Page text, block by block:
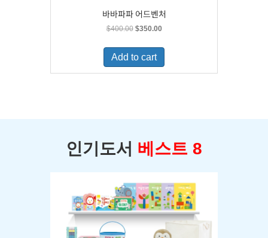
바바파파 어드벤처
$400.00 Original
was:
$400.00.
$350.00Current
is:
Add to cart
인기도서 베스트 8